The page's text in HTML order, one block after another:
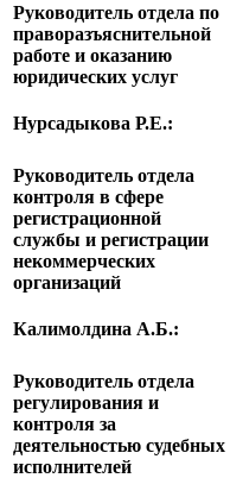
Руководитель отдела по
праворазъяснительной
работе и оказанию
юридических услуг
Нурсадыкова Р.Е.:
Руководитель отдела
контроля в сфере
регистрационной
службы и регистрации
некоммерческих
организаций
Калимолдина А.Б.:
Руководитель отдела
регулирования и
контроля за
деятельностью судебных
исполнителей